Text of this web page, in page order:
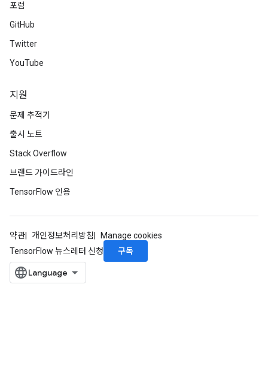
포럼
GitHub
Twitter
YouTube
지원
문제 추적기
출시 노트
Stack Overflow
브랜드 가이드라인
TensorFlow 인용
약관 개인정보처리방침
Manage cookies
TensorFlow 뉴스레터 신청
구독